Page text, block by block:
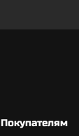
Покупателям